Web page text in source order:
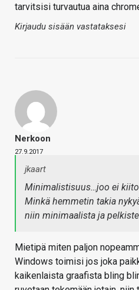
tarvitsisi turvautua aina
Kirjaudu sisään vastataksesi
Nerkoon
27.9.2017
jkaart
Minimalistisuus…joo ei
Minkä hemmetin takia
niin minimaalista ja
Mietipä miten paljon
Windows toimisi jos joka
kaikenlaista graafista bling